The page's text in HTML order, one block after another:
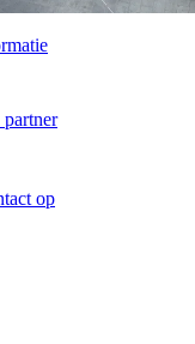
partner
op